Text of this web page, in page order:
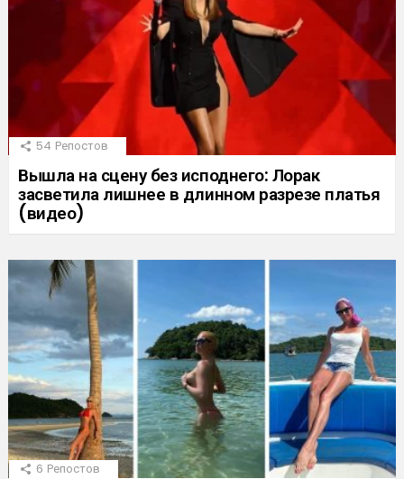
54 Репостов
Вышла на сцену без исподнего: Лорак
засветила лишнее в длинном разрезе платья
(видео)
6 Репостов